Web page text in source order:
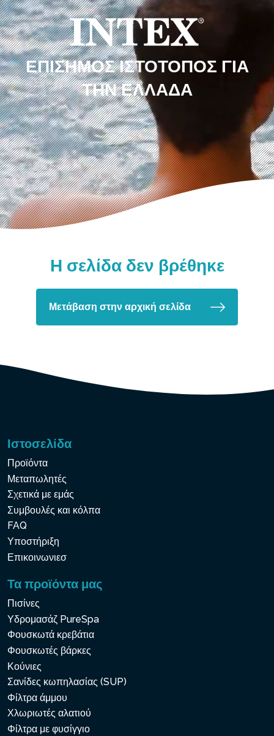
ΕΠΊΣΗΜΟΣ ΙΣΤΌΤΟΠΟΣ ΓΙΑ
ΤΗΝ ΕΛΛΆΔΑ
Η σελίδα δεν βρέθηκε
Μετάβαση στην αρχική σελίδα
Ιστοσελίδα
Προϊόντα
Μεταπωλητές
Σχετικά με εμάς
Συμβουλές και κόλπα
FAQ
Υποστήριξη
Επικοινωνιεσ
Τα προϊόντα μας
Πισίνες
Υδρομασάζ PureSpa
Φουσκωτά κρεβάτια
Φουσκωτές βάρκες
Κούνιες
Σανίδες κωπηλασίας (SUP)
Φίλτρα άμμου
Χλωριωτές αλατιού
Φίλτρα με φυσίγγιο